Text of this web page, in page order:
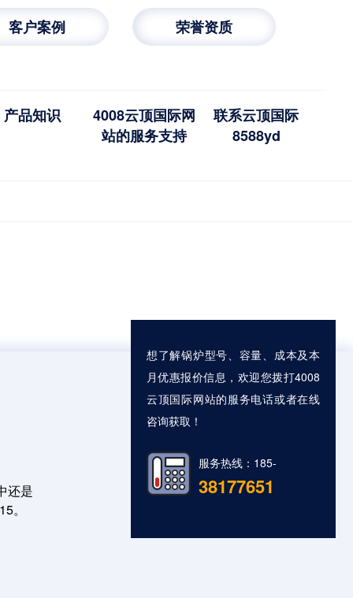
客户案例 荣誉资质
产品知识
4008云顶国际网
站的服务支持
联系云顶国际
8588yd
还是
。
想了解锅炉型号、容量、成本及本
月优惠报价信息，欢迎您拨打4008
云顶国际网站的服务电话或者在线
咨询获取！
服务热线：185-
38177651